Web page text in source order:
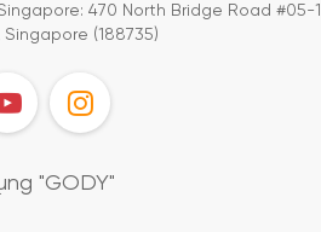
470 North Bridge Road #05-
(188735)
IG
"GODY"